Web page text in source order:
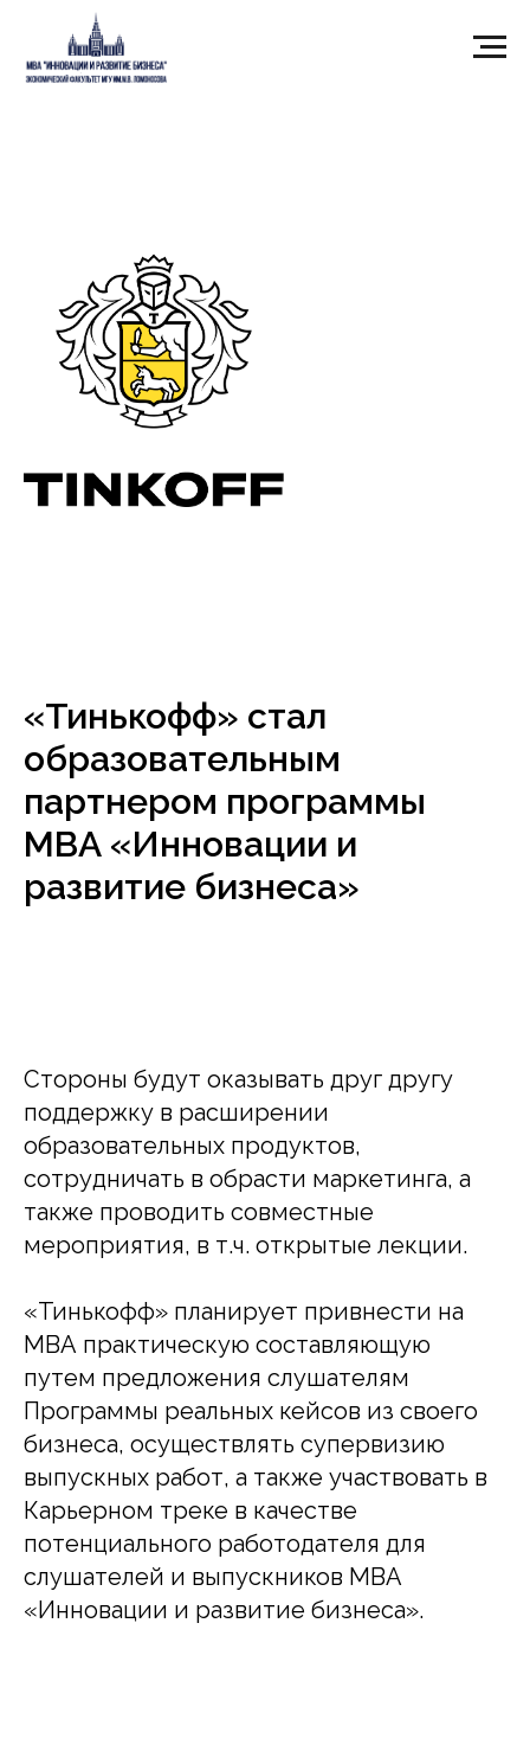
«Тинькофф» стал
образовательным
партнером программы
МВА «Инновации и
развитие бизнеса»
Стороны будут оказывать друг другу
поддержку в расширении
образовательных продуктов,
сотрудничать в обрасти маркетинга, а
также проводить совместные
мероприятия, в т.ч. открытые лекции.
«Тинькофф» планирует привнести на
МВА практическую составляющую
путем предложения слушателям
Программы реальных кейсов из своего
бизнеса, осуществлять супервизию
выпускных работ, а также участвовать в
Карьерном треке в качестве
потенциального работодателя для
слушателей и выпускников МВА
«Инновации и развитие бизнеса».